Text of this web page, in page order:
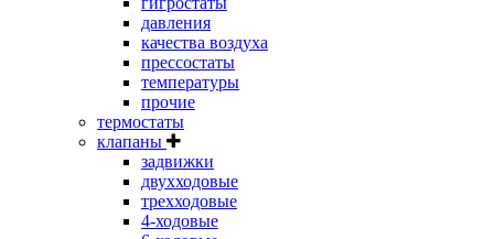
давления
качества воздуха
прессостаты
температуры
прочие
термостаты
клапаны
задвижки
двухходовые
трехходовые
4-ходовые